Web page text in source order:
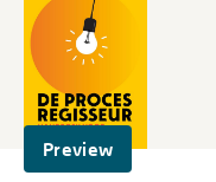
Preview